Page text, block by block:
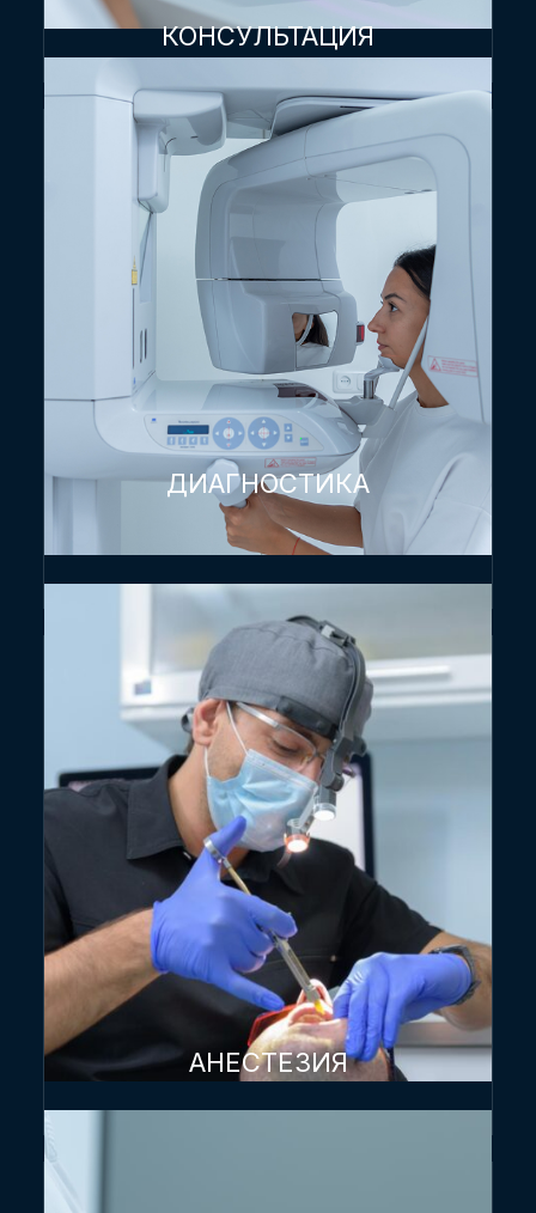
КОНСУЛЬТАЦИЯ
ДИАГНОСТИКА
АНЕСТЕЗИЯ